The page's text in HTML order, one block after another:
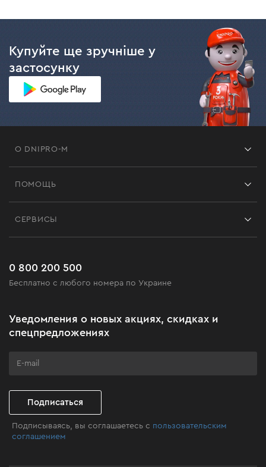
Купуйте ще зручніше у
застосунку
О DNIPRO-M
Черная пятница
Клуб мастерства
ПОМОЩЬ
Часто задаваемые вопросы
СЕРВИСЫ
0 800 200 500
Бесплатно с любого номера по Украине
Уведомления о новых акциях, скидках и
спецпредложениях
Подписаться
Подписываясь, вы соглашаетесь с пользовательским
соглашением